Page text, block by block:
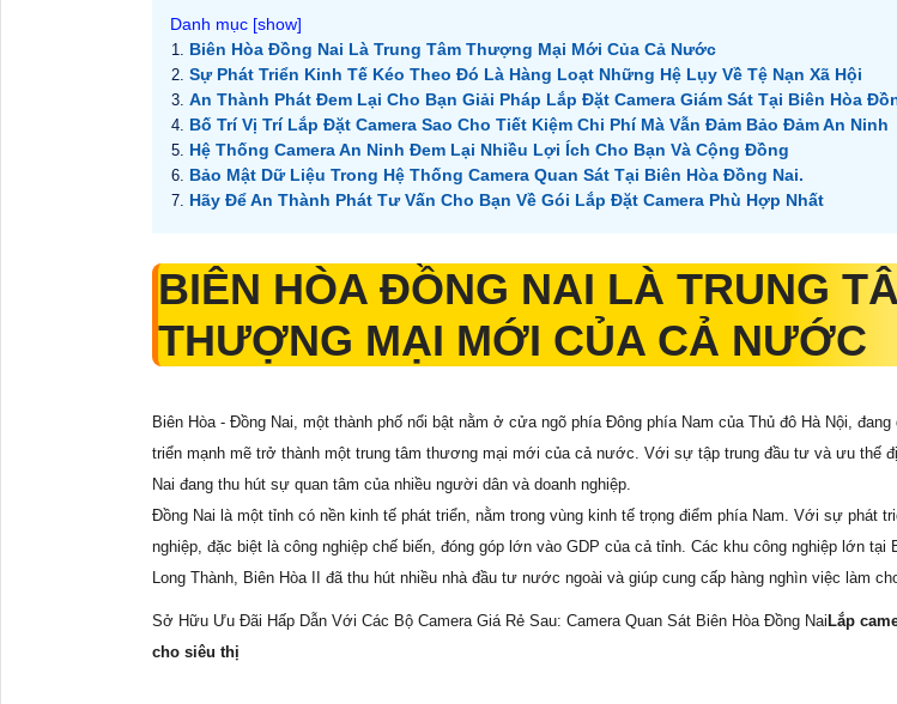
Biên Hòa Đồng Nai Là Trung Tâm Thượng Mại Mới Của Cả Nước
Sự Phát Triển Kinh Tế Kéo Theo Đó Là Hàng Loạt Những Hệ Lụy Về Tệ Nạn Xã Hội
An Thành Phát Đem Lại Cho Bạn Giải Pháp Lắp Đặt Camera Giám Sát Tại Biên Hòa
Bố Trí Vị Trí Lắp Đặt Camera Sao Cho Tiết Kiệm Chi Phí Mà Vẫn Đảm Bảo Đảm An Ninh
Hệ Thống Camera An Ninh Đem Lại Nhiều Lợi Ích Cho Bạn Và Cộng Đồng
Bảo Mật Dữ Liệu Trong Hệ Thống Camera Quan Sát Tại Biên Hòa Đồng Nai.
Hãy Để An Thành Phát Tư Vấn Cho Bạn Về Gói Lắp Đặt Camera Phù Hợp Nhất
BIÊN HÒA ĐỒNG NAI LÀ TRUNG
THƯỢNG MẠI MỚI CỦA CẢ NƯỚC
Biên Hòa - Đồng Nai, một thành phố nổi bật nằm ở cửa ngõ phía Đông phía Nam của Thủ đô Hà Nội,
triển mạnh mẽ trở thành một trung tâm thương mại mới của cả nước. Với sự tập trung đầu tư và ưu thế
Nai đang thu hút sự quan tâm của nhiều người dân và doanh nghiệp.
Đồng Nai là một tỉnh có nền kinh tế phát triển, nằm trong vùng kinh tế trọng điểm phía Nam. Với sự phát
nghiệp, đặc biệt là công nghiệp chế biến, đóng góp lớn vào GDP của cả tỉnh. Các khu công nghiệp lớn tại
Long Thành, Biên Hòa II đã thu hút nhiều nhà đầu tư nước ngoài và giúp cung cấp hàng nghìn việc làm
Sở Hữu Ưu Đãi Hấp Dẫn Với Các Bộ Camera Giá Rẻ Sau: Camera Quan Sát Biên Hòa Đồng NaiLắp
cho siêu thị